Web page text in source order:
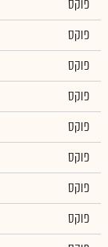
פוקס
פוקס
פוקס
פוקס
פוקס
פוקס
פוקס
פוקס